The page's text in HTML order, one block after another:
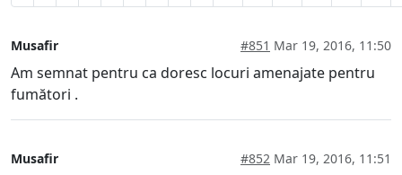
Musafir #851 Mar 19, 2016, 11:50
Am semnat pentru ca doresc locuri amenajate pentru
fumători .
Musafir #852 Mar 19, 2016, 11:51